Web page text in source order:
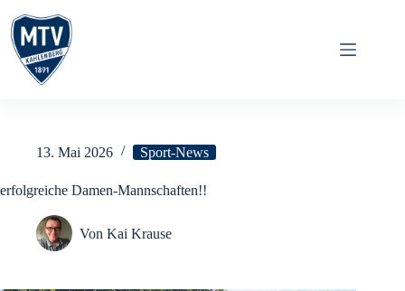
Inhalt
springen
13. Mai 2026 Sport-News
erfolgreiche Damen-Mannschaften!!
Von Kai Krause